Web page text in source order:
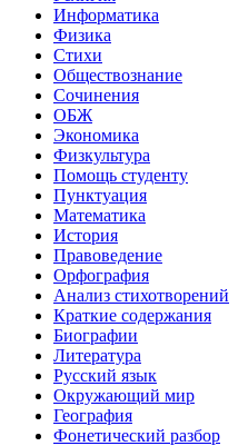
Информатика
Физика
Стихи
Обществознание
Сочинения
ОБЖ
Экономика
Физкультура
Помощь студенту
Пунктуация
Математика
История
Правоведение
Орфография
Анализ стихотворений
Краткие содержания
Биографии
Литература
Русский язык
Окружающий мир
География
Фонетический разбор